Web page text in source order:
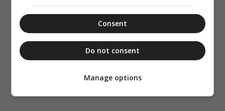
Consent
Do not consent
Manage options